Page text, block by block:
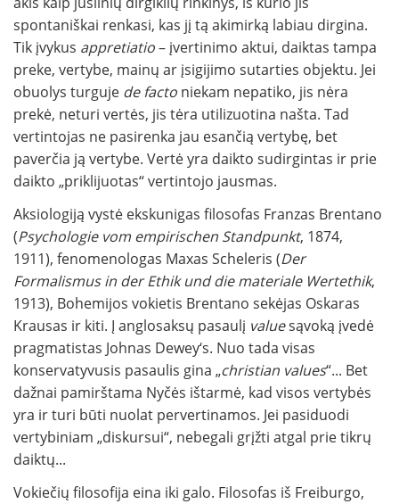
spontaniškai renkasi, kas jį tą akimirką labiau dirgina.
Tik įvykus appretiatio– įvertinimo aktui, daiktas tampa
preke, vertybe, mainų ar įsigijimo sutarties objektu. Jei
obuolys turguje de facto niekam nepatiko, jis nėra
prekė, neturi vertės, jis tėra utilizuotina našta. Tad
vertintojas ne pasirenka jau esančią vertybę, bet
paverčia ją vertybe. Vertė yra daikto sudirgintas ir prie
daikto „priklijuotas“ vertintojo jausmas.
Aksiologiją vystė ekskunigas filosofas Franzas Brentano
(Psychologie vom empirischen Standpunkt, 1874,
1911), fenomenologas Maxas Scheleris (Der
Formalismus in der Ethik und die materiale Wertethik,
1913), Bohemijos vokietis Brentano sekėjas Oskaras
Krausas ir kiti. Į anglosaksų pasaulį valuesąvoką įvedė
pragmatistas Johnas Dewey‘s. Nuo tada visas
konservatyvusis pasaulis gina „christian values“... Bet
dažnai pamirštama Nyčės ištarmė, kad visos vertybės
yra ir turi būti nuolat pervertinamos. Jei pasiduodi
vertybiniam „diskursui“, nebegali grįžti atgal prie tikrų
daiktų...
Vokiečių filosofija eina iki galo. Filosofas iš Freiburgo,